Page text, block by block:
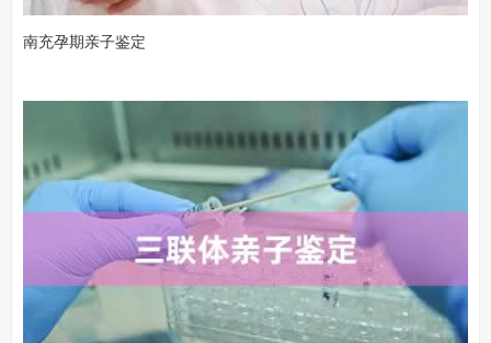
南充孕期亲子鉴定